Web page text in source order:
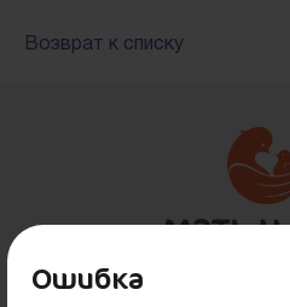
Ошибка
Возврат к списку